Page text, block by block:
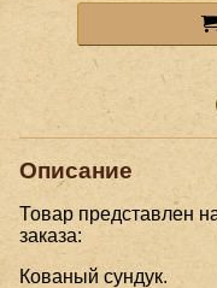
Описание
Товар представлен
заказа:
Кованый сундук.